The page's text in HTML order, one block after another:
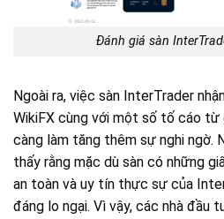
Đánh giá sàn
Ngoài ra, việc sàn InterTrader
WikiFX cùng với một số tố cáo
càng làm tăng thêm sự nghi ngờ.
thấy rằng mặc dù sàn có những
an toàn và uy tín thực sự của
đáng lo ngại. Vì vậy, các nhà đầu